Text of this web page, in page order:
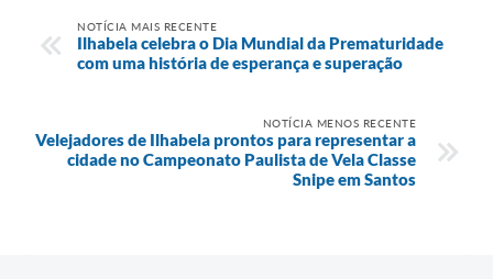
NOTÍCIA MAIS RECENTE
Ilhabela celebra o Dia Mundial da Prematuridade
com uma história de esperança e superação
NOTÍCIA MENOS RECENTE
Velejadores de Ilhabela prontos para representar a
cidade no Campeonato Paulista de Vela Classe
Snipe em Santos